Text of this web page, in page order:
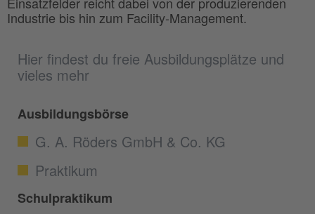
Hier findest du freie Ausbildungsplätze und
vieles mehr
Ausbildungsbörse
G. A. Röders GmbH & Co. KG
Praktikum
Schulpraktikum
Industrie bis hin zum Facility-Management.